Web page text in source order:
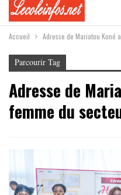
Accueil Adresse de Mariatou Koné
Parcourir Tag
Adresse de
femme du